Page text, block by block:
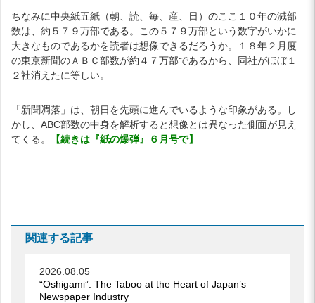
ちなみに中央紙五紙（朝、読、毎、産、日）のここ１０年の減部
数は、約５７９万部である。この５７９万部という数字がいかに
大きなものであるかを読者は想像できるだろうか。１８年２月度
の東京新聞のＡＢＣ部数が約４７万部であるから、同社がほぼ１
２社消えたに等しい。
「新聞凋落」は、朝日を先頭に進んでいるような印象がある。し
かし、ABC部数の中身を解析すると想像とは異なった側面が見え
てくる。
【続きは『紙の爆弾』６月号で】
関連する記事
2026.08.05
“Oshigami”: The Taboo at the Heart of Japan’s
Newspaper Industry